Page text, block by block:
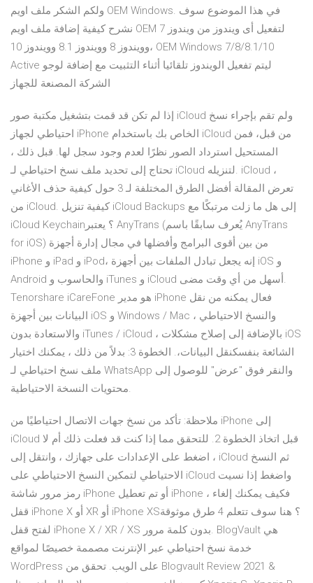
ولكم الشكر ملف اويم OEM Windows. في هذا الموضوع سوف
نشرح كيفية إضافة ملف اويم OEM لتفعيل أى ويندوز من ويندوز 7
وويندوز 8 وويندوز 8.1 وويندوز 10، OEM Windows 7/8/8.1/10
Active ليتم تفعيل الويندوز تلقائيا أثناء التثبيت مع إضافة لوجو
الشركة المصنعة للجهاز
إذا لم تكن قد قمت بتشغيل مكتبة صور iCloud ولم تقم بإجراء نسخ
احتياطي لجهاز iPhone الخاص بك باستخدام iCloud من قبل، فمن
المستحيل استرداد الصور نظرًا لعدم وجود سجل لها. قبل ذلك ،
تحتاج إلى تحديد ملف نسخ احتياطي لـ iCloud لتنزيله. iCloud ،
تعرض المقالة أفضل الطرق المختلفة لـ 3 حول كيفية حذف الأغاني
من iCloud. كيفية تنزيل iCloud Backups إلى هل ما زلت مرتبكًا مع
iCloud Keychain؟ يعتبر AnyTrans (يُعرف سابقًا باسم AnyTrans
for iOS) من بين أقوى البرامج وأفضلها في مجال إدارة أجهزة
iPhone و iPad و iPod، إنه يجعل تبادل الملفات بين أجهزة iOS و
Android والحاسوب و iTunes و iCloud أسهل من أي وقت مضى.
Tenorshare iCareFone هو مدير iPhone فعال يمكنه من نقل
البيانات بين أجهزة iOS و Windows / Mac ، والنسخ الاحتياطي
والاستعادة بدون iTunes / iCloud ، بالإضافة إلى إصلاح مشكلات iOS
الشائعة بنفسكنقل البيانات،. الخطوة 3: بدلاً من ذلك ، يمكنك اختيار
ملف نسخ احتياطي لـ WhatsApp والنقر فوق "عرض" للوصول إلى
محتويات النسخة الاحتياطية.
ملاحظة: تأكد من نسخ جهات الاتصال احتياطيًا من iPhone إلى
iCloud قبل اتخاذ الخطوة 2. للتحقق مما إذا كنت قد فعلت ذلك أم لا
، اضغط على الإعدادات على جهازك ، وانتقل إلى iCloud ثم النسخ
الاحتياطي لتمكين النسخ الاحتياطي على iCloud واضغط إذا نسيت
رمز مرور شاشة iPhone أو تم تعطيل iPhone ، فكيف يمكنك إلغاء
قفل iPhone X أو XR أو iPhone XS؟ هنا سوف تتعلم 4 طرق موثوقة
لفتح قفل iPhone X / XR / XS بدون كلمة مرور. BlogVault هي
خدمة نسخ احتياطي عبر الإنترنت مصممة خصيصًا لمواقع
WordPress على الويب. تحقق من Blogvault Review 2021 &